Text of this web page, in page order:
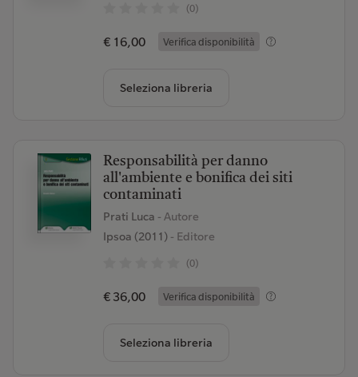
(0)
€ 16,00 Verifica disponibilità
Seleziona libreria
Responsabilità per danno
all'ambiente e bonifica dei siti
contaminati
Prati Luca - Autore
Ipsoa (2011)- Editore
(0)
€ 36,00 Verifica disponibilità
Seleziona libreria